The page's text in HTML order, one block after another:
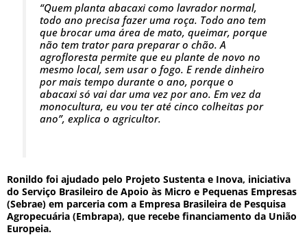
“Quem planta abacaxi como lavrador normal,
todo ano precisa fazer uma roça. Todo ano tem
que brocar uma área de mato, queimar, porque
não tem trator para preparar o chão. A
agrofloresta permite que eu plante de novo no
mesmo local, sem usar o fogo. E rende dinheiro
por mais tempo durante o ano, porque o
abacaxi só vai dar uma vez por ano. Em vez da
monocultura, eu vou ter até cinco colheitas por
ano”, explica o agricultor.
Ronildo foi ajudado pelo Projeto Sustenta e Inova, iniciativa
do Serviço Brasileiro de Apoio às Micro e Pequenas Empresas
(Sebrae) em parceria com a Empresa Brasileira de Pesquisa
Agropecuária (Embrapa), que recebe financiamento da União
Europeia.